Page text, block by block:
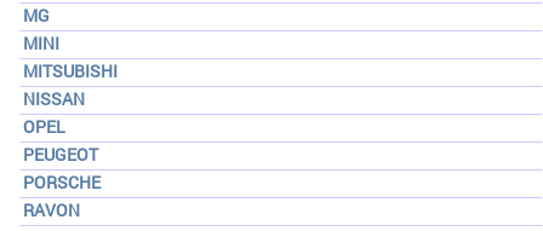
MG
MINI
MITSUBISHI
NISSAN
OPEL
PEUGEOT
PORSCHE
RAVON